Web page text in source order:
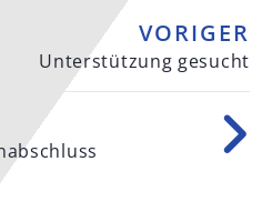
VORIGER
Unterstützung gesucht